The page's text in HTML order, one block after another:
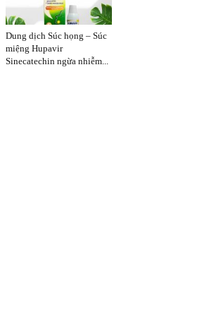
Dung dịch Súc họng – Súc
miệng Hupavir
Sinecatechin ngừa nhiễm...